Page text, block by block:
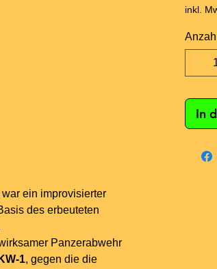
war ein improvisierter
des erbeuteten
Panzerabwehr
KW-1, gegen die die
inkl.
In